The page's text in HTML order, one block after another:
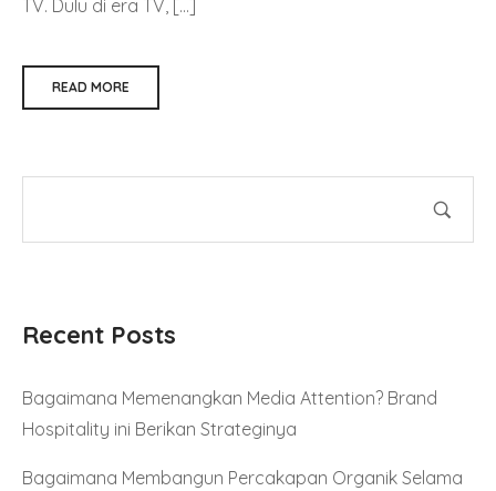
Recent Posts
Bagaimana Memenangkan Media Attention? Brand
Hospitality ini Berikan Strateginya
Bagaimana Membangun Percakapan Organik Selama
TV. Dulu di era TV, […]
READ MORE